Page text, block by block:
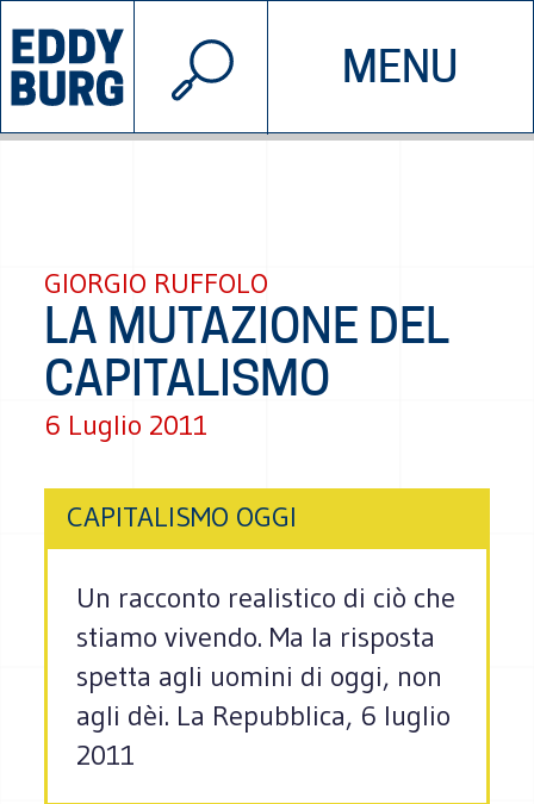
MENU
INIZIATIVE CHI SIAMO
© 2026 EDDYBURG
GIORGIO RUFFOLO
LA MUTAZIONE DEL
CAPITALISMO
6 Luglio 2011
CAPITALISMO OGGI
Un racconto realistico di ciò che
stiamo vivendo. Ma la risposta
spetta agli uomini di oggi, non
agli dèi. La Repubblica, 6 luglio
2011